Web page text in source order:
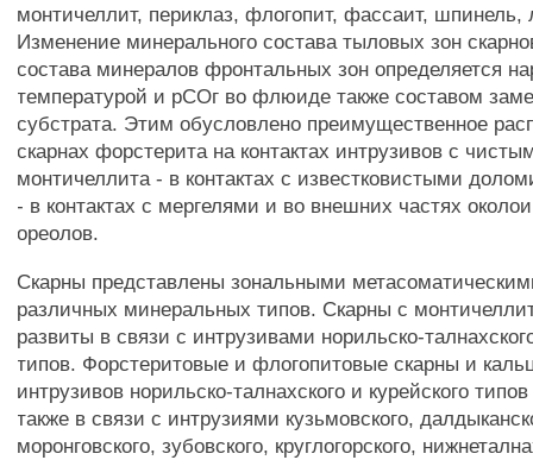
монтичеллит, периклаз, флогопит, фассаит, шпинель,
Изменение минерального состава тыловых зон
состава минералов фронтальных зон определяется
температурой и рСОг во флюиде также составом
субстрата. Этим обусловлено преимущественное
скарнах форстерита на контактах интрузивов с
монтичеллита - в контактах с известковистыми
- в контактах с мергелями и во внешних частях
ореолов.
Скарны представлены зональными
различных минеральных типов. Скарны с
развиты в связи с интрузивами норильско-
типов. Форстеритовые и флогопитовые скарны и
интрузивов норильско-талнахского и курейского
также в связи с интрузиями кузьмовского,
моронговского, зубовского, круглогорского,